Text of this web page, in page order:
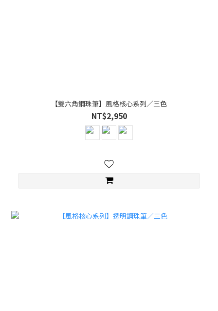
【雙六角鋼珠筆】風格核心系列／三色
NT$2,950